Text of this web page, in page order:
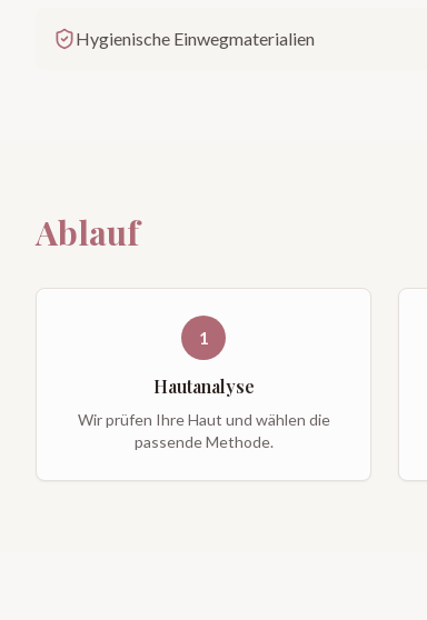
Hygienische Einwegmaterialien
Ablauf
1
Hautanalyse
Wir prüfen Ihre Haut und wählen die
passende Methode.